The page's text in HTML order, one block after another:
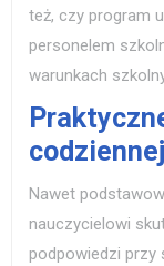
też, czy program
personelem
warunkach
Nawet
nauczycielowi
podpowiedzi przy